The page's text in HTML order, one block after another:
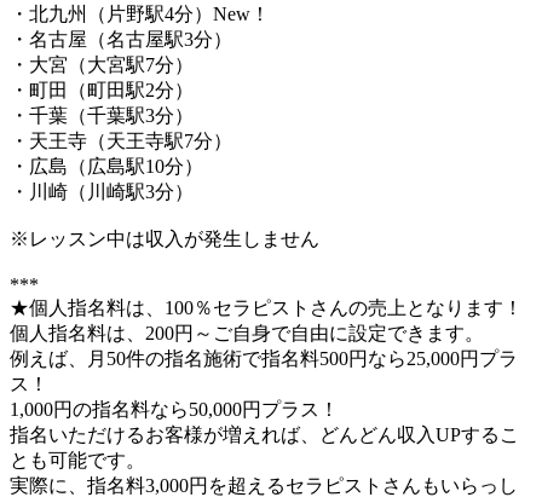
・北九州（片野駅4分）New！
・名古屋（名古屋駅3分）
・大宮（大宮駅7分）
・町田（町田駅2分）
・千葉（千葉駅3分）
・天王寺（天王寺駅7分）
・広島（広島駅10分）
・川崎（川崎駅3分）
※レッスン中は収入が発生しません
***
★個人指名料は、100％セラピストさんの売上となります！
個人指名料は、200円～ご自身で自由に設定できます。
例えば、月50件の指名施術で指名料500円なら25,000円プラ
ス！
1,000円の指名料なら50,000円プラス！
指名いただけるお客様が増えれば、どんどん収入UPするこ
とも可能です。
実際に、指名料3,000円を超えるセラピストさんもいらっし